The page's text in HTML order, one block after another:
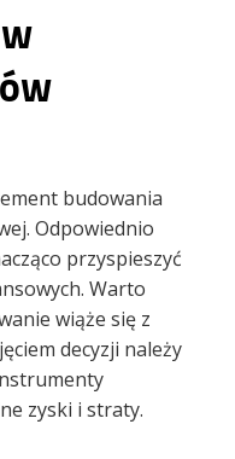
budowania
Odpowiednio
przyspieszyć
Warto
wiąże się z
decyzji należy
zyski i straty.